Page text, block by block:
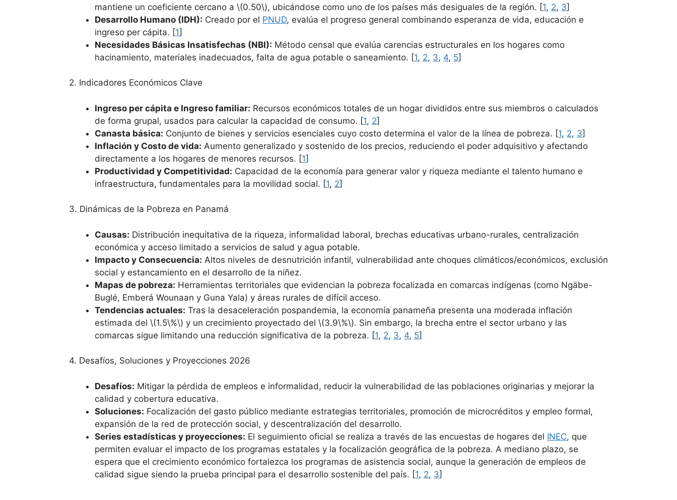
mantiene un coeficiente cercano a \(0.50\), ubicándose como uno de los países más desiguales de la región. [1, 2, 3]
Desarrollo Humano (IDH): Creado por el PNUD, evalúa el progreso general combinando esperanza de vida, educación e
ingreso per cápita. [1]
Necesidades Básicas Insatisfechas (NBI): Método censal que evalúa carencias estructurales en los hogares como
hacinamiento, materiales inadecuados, falta de agua potable o saneamiento. [1, 2, 3, 4, 5]
2. Indicadores Económicos Clave
Ingreso per cápita e Ingreso familiar: Recursos económicos totales de un hogar divididos entre sus miembros o calculados
de forma grupal, usados para calcular la capacidad de consumo. [1, 2]
Canasta básica: Conjunto de bienes y servicios esenciales cuyo costo determina el valor de la línea de pobreza. [1, 2, 3]
Inflación y Costo de vida: Aumento generalizado y sostenido de los precios, reduciendo el poder adquisitivo y afectando
directamente a los hogares de menores recursos. [1]
Productividad y Competitividad: Capacidad de la economía para generar valor y riqueza mediante el talento humano e
infraestructura, fundamentales para la movilidad social. [1, 2]
3. Dinámicas de la Pobreza en Panamá
Causas: Distribución inequitativa de la riqueza, informalidad laboral, brechas educativas urbano-rurales, centralización
económica y acceso limitado a servicios de salud y agua potable.
Impacto y Consecuencia: Altos niveles de desnutrición infantil, vulnerabilidad ante choques climáticos/económicos, exclusión
social y estancamiento en el desarrollo de la niñez.
Mapas de pobreza: Herramientas territoriales que evidencian la pobreza focalizada en comarcas indígenas (como Ngäbe-
Buglé, Emberá Wounaan y Guna Yala) y áreas rurales de difícil acceso.
Tendencias actuales: Tras la desaceleración pospandemia, la economía panameña presenta una moderada inflación
estimada del \(1.5\%\) y un crecimiento proyectado del \(3.9\%\). Sin embargo, la brecha entre el sector urbano y las
comarcas sigue limitando una reducción significativa de la pobreza. [1, 2, 3, 4, 5]
4. Desafíos, Soluciones y Proyecciones 2026
Desafíos: Mitigar la pérdida de empleos e informalidad, reducir la vulnerabilidad de las poblaciones originarias y mejorar la
calidad y cobertura educativa.
Soluciones: Focalización del gasto público mediante estrategias territoriales, promoción de microcréditos y empleo formal,
expansión de la red de protección social, y descentralización del desarrollo.
Series estadísticas y proyecciones: El seguimiento oficial se realiza a través de las encuestas de hogares del INEC, que
permiten evaluar el impacto de los programas estatales y la focalización geográfica de la pobreza. A mediano plazo, se
espera que el crecimiento económico fortalezca los programas de asistencia social, aunque la generación de empleos de
calidad sigue siendo la prueba principal para el desarrollo sostenible del país. [1, 2, 3]